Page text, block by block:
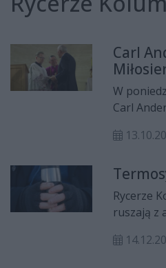
Carl
W
Carl
odbyły
Rycerze
ruszają z
funduszy